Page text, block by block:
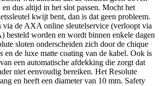
dus altijd in het slot passen. Mocht het
kwijt bent, dan is dat geen probleem.
via de AXA online sleutelservice (verloopt via
besteld worden en wordt binnen enkele dagen
sloten onderscheiden zich door de chique
en de luxe matte coating van de kabel. Ook is
een automatische afdekking die zorgt dat
niet eenvoudig bereiken. Het Resolute
en heeft een diameter van 10 mm. Safety